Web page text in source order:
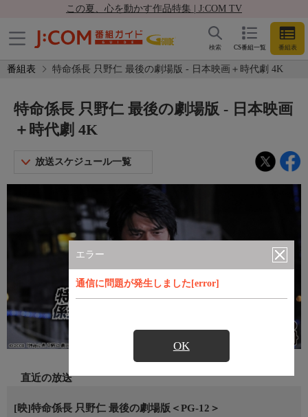
この夏、心を動かす作品特集 | J:COM TV
CS番組一覧 番組表
検索
番組表 特命係長 只野仁 最後の劇場版 - 日本映画＋時代劇 4K
エラー
通信に問題が発生しました[error]
OK
特命係長 只野仁 最後の劇場版 - 日本映画
＋時代劇 4K
放送スケジュール一覧
直近の放送
[映]特命係長 只野仁 最後の劇場版＜PG-12＞